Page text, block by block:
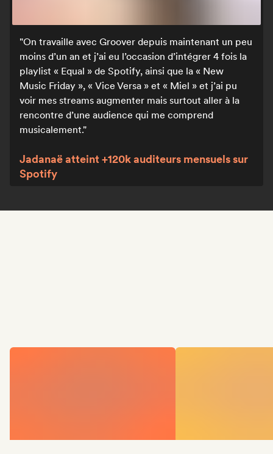
On travaille avec Groover depuis maintenant un peu
moins d’un an et j’ai eu l’occasion d’intégrer 4 fois la
playlist « Equal » de Spotify, ainsi que la « New
Music Friday », « Vice Versa » et « Miel » et j’ai pu
voir mes streams augmenter mais surtout aller à la
rencontre d’une audience qui me comprend
musicalement.
Jadanaë atteint +120k auditeurs mensuels sur
Spotify